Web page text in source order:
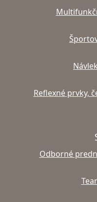
Reflexné prvky,
Odborné